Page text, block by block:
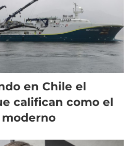
en Chile el
califican como el